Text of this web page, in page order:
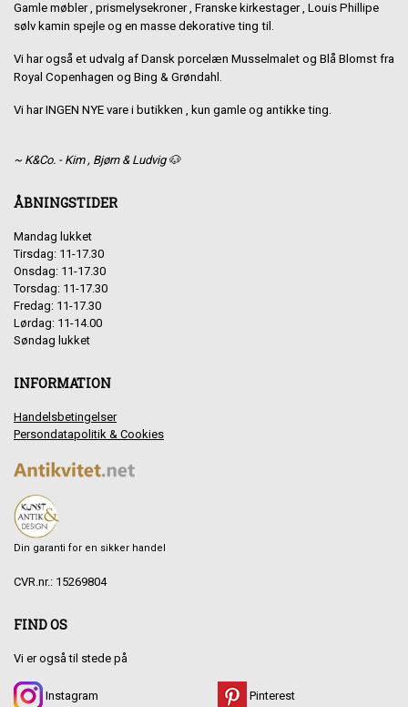
Gamle møbler , prismelysekroner , Franske kirkestager , Louis Phillipe
sølv kamin spejle og en masse dekorative ting til.
Vi har også et udvalg af Dansk porcelæn Musselmalet og Blå Blomst fra
Royal Copenhagen og Bing & Grøndahl.
Vi har INGEN NYE vare i butikken , kun gamle og antikke ting.
~ K&Co. - Kim , Bjørn & Ludvig 🐶
ÅBNINGSTIDER
Mandag lukket
Tirsdag: 11-17.30
Onsdag: 11-17.30
Torsdag: 11-17.30
Fredag: 11-17.30
Lørdag: 11-14.00
Søndag lukket
INFORMATION
Handelsbetingelser
Persondatapolitik & Cookies
Din garanti for en sikker handel
CVR.nr.: 15269804
FIND OS
Vi er også til stede på
Instagram Pinterest